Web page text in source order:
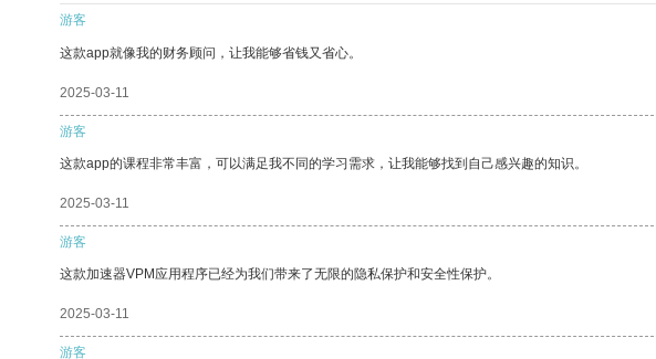
游客
这款app就像我的财务顾问，让我能够省钱又省心。
2025-03-11
游客
这款app的课程非常丰富，可以满足我不同的学习需求，让我能够找到自己感兴趣的知识。
2025-03-11
游客
这款加速器VPM应用程序已经为我们带来了无限的隐私保护和安全性保护。
2025-03-11
游客